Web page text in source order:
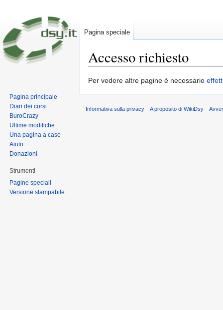
Accesso richiesto
Per vedere altre pagine è necessario
Pagina speciale
Pagina principale
Diari dei corsi
BuroCrazy
Ultime modifiche
Una pagina a caso
Aiuto
Donazioni
Strumenti
Pagine speciali
Versione stampabile
Informativa sulla privacy A proposito di WikiDsy